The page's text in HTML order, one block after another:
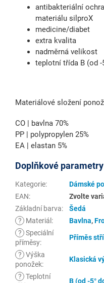
antibakteriální
materiálu silproX
medicine/diabet
extra kvalita
nadměrná velikost
teplotní třída B (od -
Materiálové složení
CO | bavlna 70%
PP | polypropylen 25%
EA | elastan 5%
Doplňkové parametry
Kategorie:
Dámské
EAN:
Zvolte
Základní barva:
Šedá
?
Materiál : Bavlna,
? Speciální
příměsy:
Příměs
? Výška
ponožek:
Klasická
? Teplotní
B (od -5°